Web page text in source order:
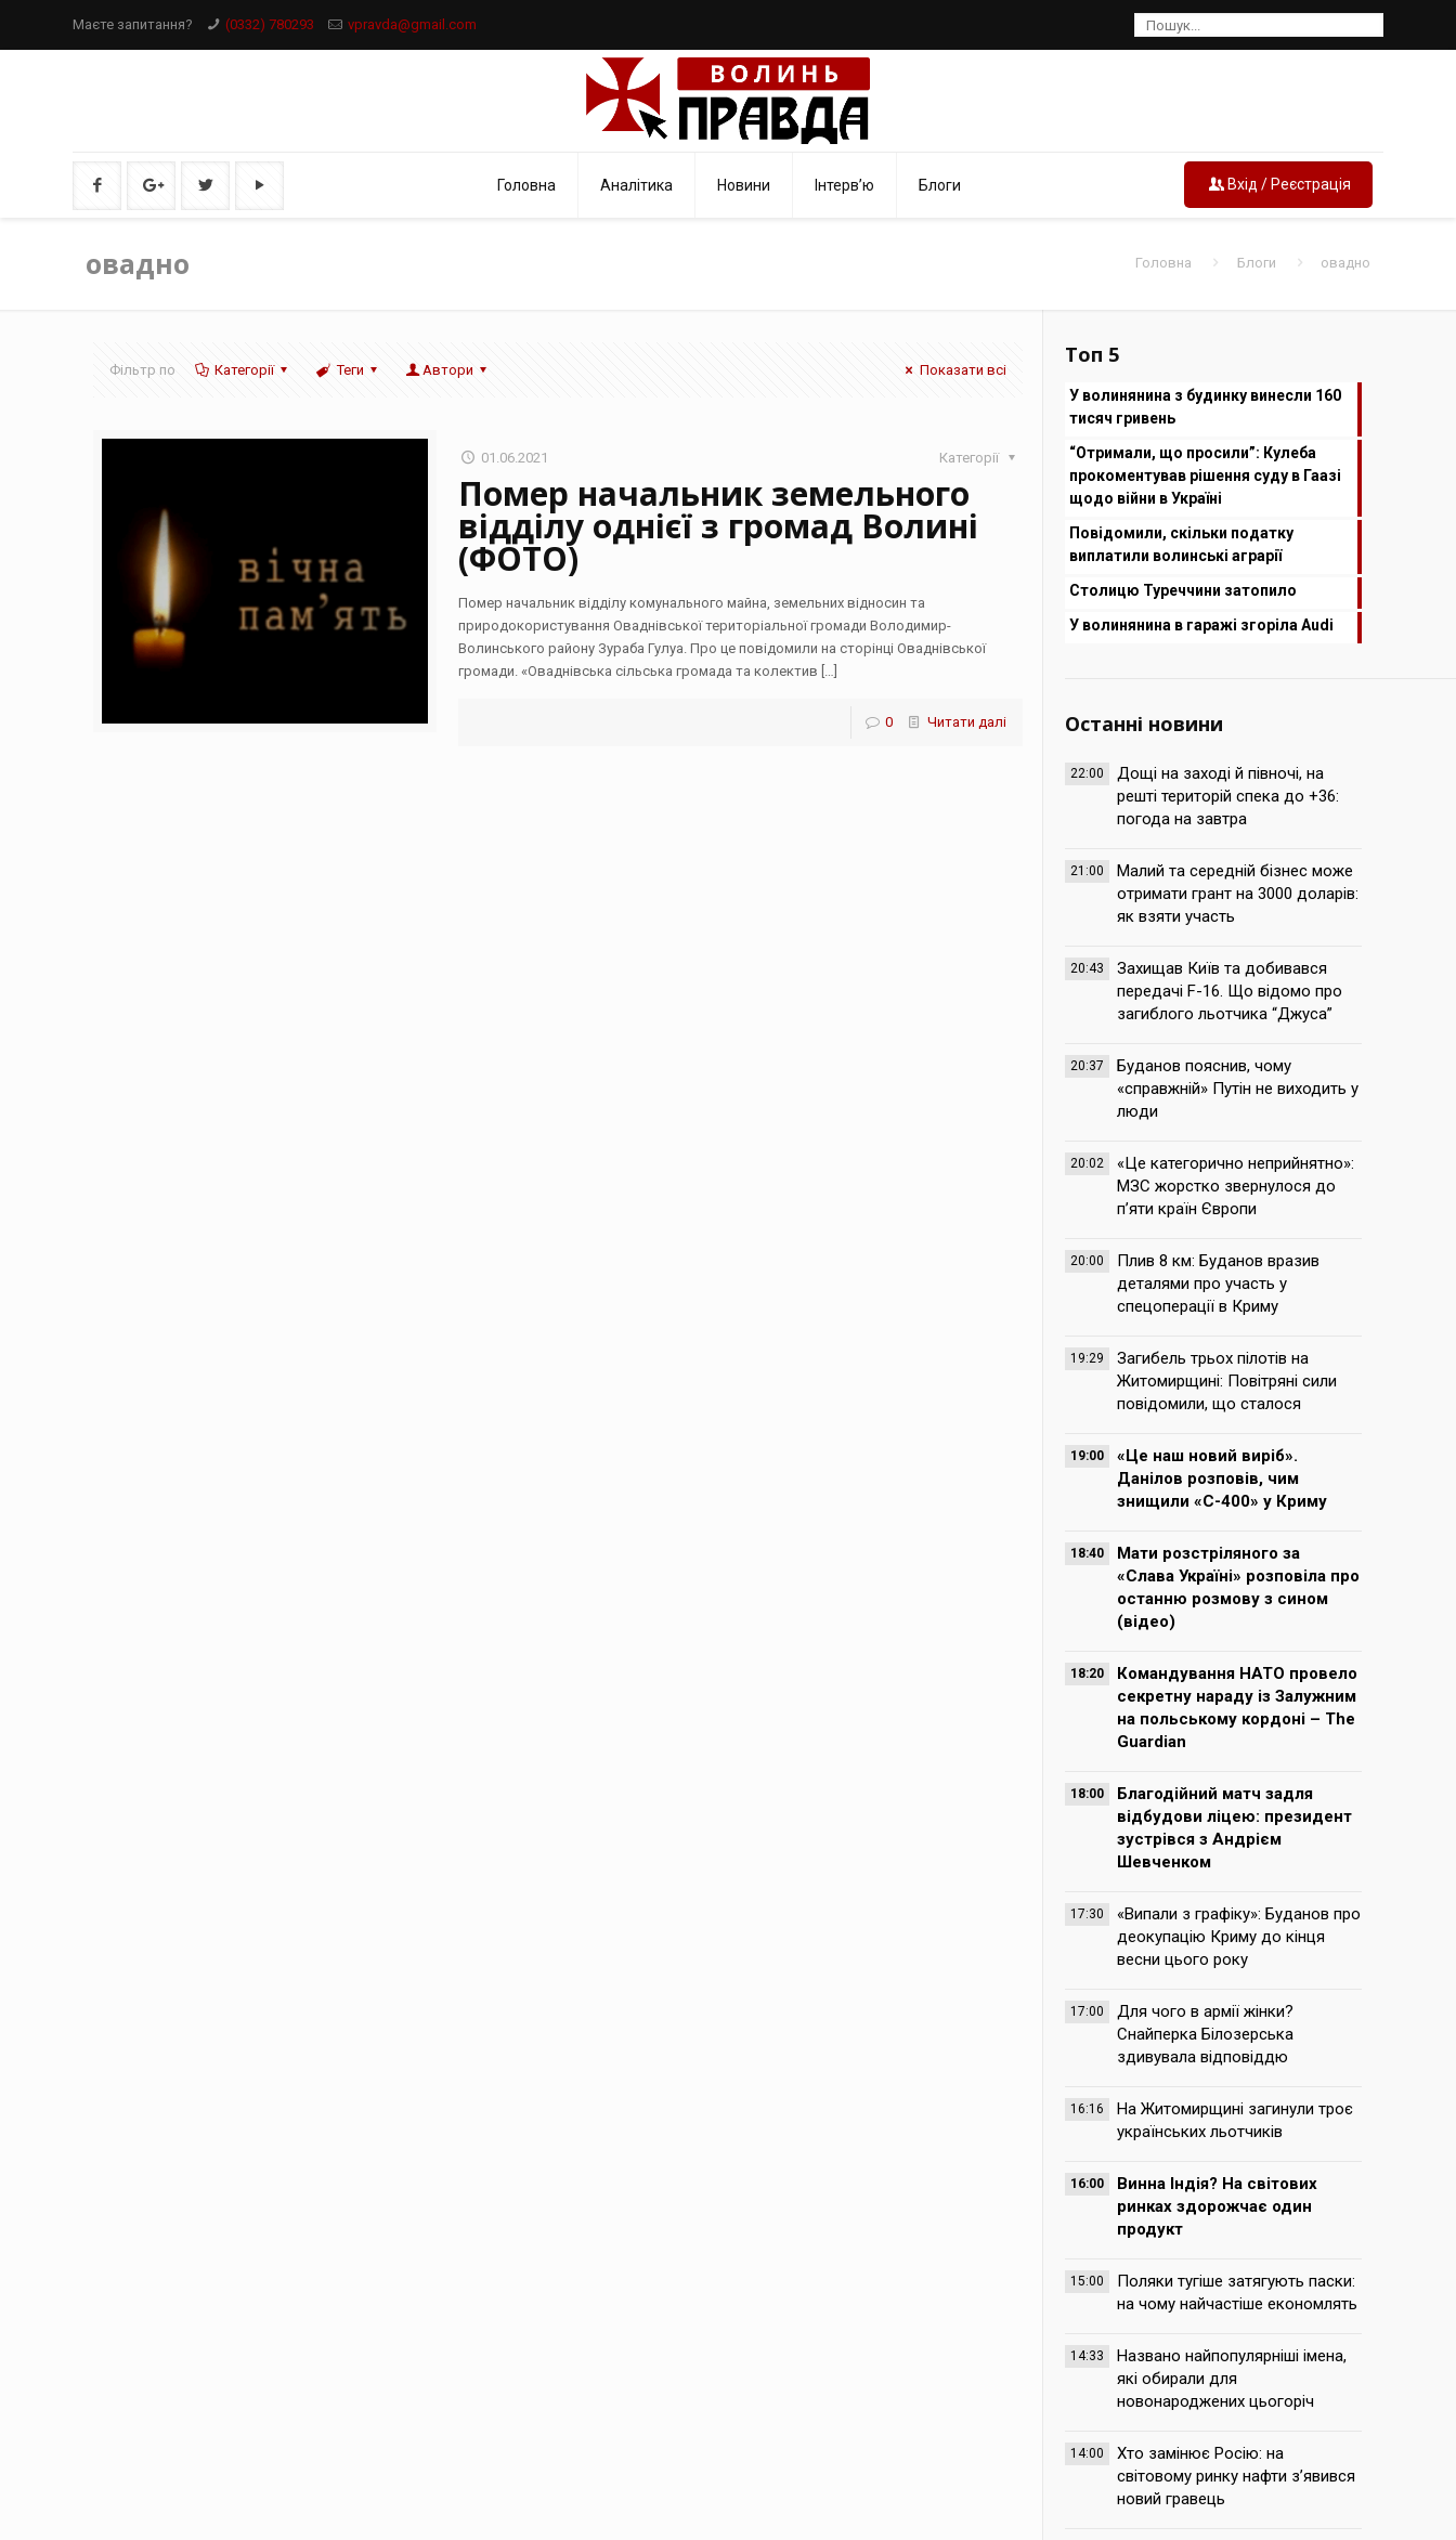
Маєте запитання? (0332) 780293 vpravda@gmail.com
Головна Аналітика Новини Інтерв’ю Блоги Вхід / Реєстрація
овадно Головна Блоги овадно
Фільтр по Категорії Теги Автори Показати всі
01.06.2021 Категорії
Помер начальник земельного
відділу однієї з громад Волині
(ФОТО)
Помер начальник відділу комунального майна, земельних відносин та
природокористування Оваднівської територіальної громади Володимир-
Волинського району Зураба Гулуа. Про це повідомили на сторінці Оваднівської
громади. «Оваднівська сільська громада та колектив […]
0 Читати далі
Топ 5
У волинянина з будинку винесли 160
тисяч гривень
“Отримали, що просили”: Кулеба
прокоментував рішення суду в Гаазі
щодо війни в Україні
Повідомили, скільки податку
виплатили волинські аграрії
Столицю Туреччини затопило
У волинянина в гаражі згоріла Audi
Останні новини
22:00
Дощі на заході й півночі, на
решті територій спека до +36:
погода на завтра
21:00
Малий та середній бізнес може
отримати грант на 3000 доларів:
як взяти участь
20:43
Захищав Київ та добивався
передачі F-16. Що відомо про
загиблого льотчика “Джуса”
20:37
Буданов пояснив, чому
«справжній» Путін не виходить у
люди
20:02
«Це категорично неприйнятно»:
МЗС жорстко звернулося до
п’яти країн Європи
20:00
Плив 8 км: Буданов вразив
деталями про участь у
спецоперації в Криму
19:29
Загибель трьох пілотів на
Житомирщині: Повітряні сили
повідомили, що сталося
19:00
«Це наш новий виріб».
Данілов розповів, чим
знищили «С-400» у Криму
18:40
Мати розстріляного за
«Слава Україні» розповіла про
останню розмову з сином
(відео)
18:20
Командування НАТО провело
секретну нараду із Залужним
на польському кордоні – The
Guardian
18:00
Благодійний матч задля
відбудови ліцею: президент
зустрівся з Андрієм
Шевченком
17:30
«Випали з графіку»: Буданов про
деокупацію Криму до кінця
весни цього року
17:00
Для чого в армії жінки?
Снайперка Білозерська
здивувала відповіддю
16:16
На Житомирщині загинули троє
українських льотчиків
16:00
Винна Індія? На світових
ринках здорожчає один
продукт
15:00
Поляки тугіше затягують паски:
на чому найчастіше економлять
14:33
Названо найпопулярніші імена,
які обирали для
новонароджених цьогоріч
14:00
Хто замінює Росію: на
світовому ринку нафти з’явився
новий гравець